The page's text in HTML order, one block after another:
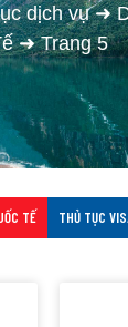
dịch vụ➜
➜Trang 5
TẾ THỦ TỤC